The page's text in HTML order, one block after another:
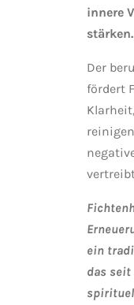
innere
stärken.
Der
fördert
ein
das